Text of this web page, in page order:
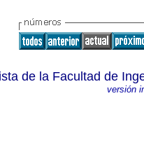
de la Facultad de
versión